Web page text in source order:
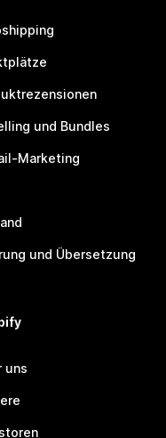
und Bundles
Marketing
und Übersetzung
uns